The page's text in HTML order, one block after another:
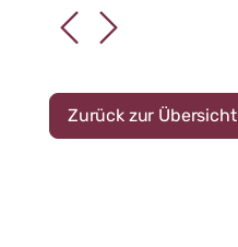
Zurück zur Übersicht